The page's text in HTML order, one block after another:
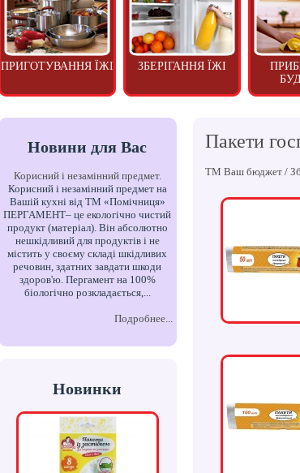
ПРИГОТУВАННЯ ЇЖІ ЗБЕРІГАННЯ ЇЖІ
Новини для Вас
Корисний і незамінний предмет.
Корисний і незамінний предмет на
Вашій кухні від ТМ «Помічниця»
ПЕРГАМЕНТ– це екологічно чистий
продукт (матеріал). Він абсолютно
нешкідливий для продуктів і не
містить у своєму складі шкідливих
речовин, здатних завдати шкоди
здоров'ю. Пергамент на 100%
біологічно розкладається,...
Подробнее...
Новинки
Пакети
ТМ Ваш бюджет/